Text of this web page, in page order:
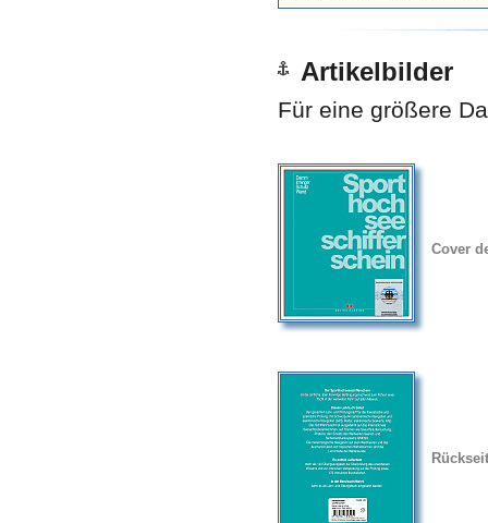
Artikelbilder
Für eine größere
Cover